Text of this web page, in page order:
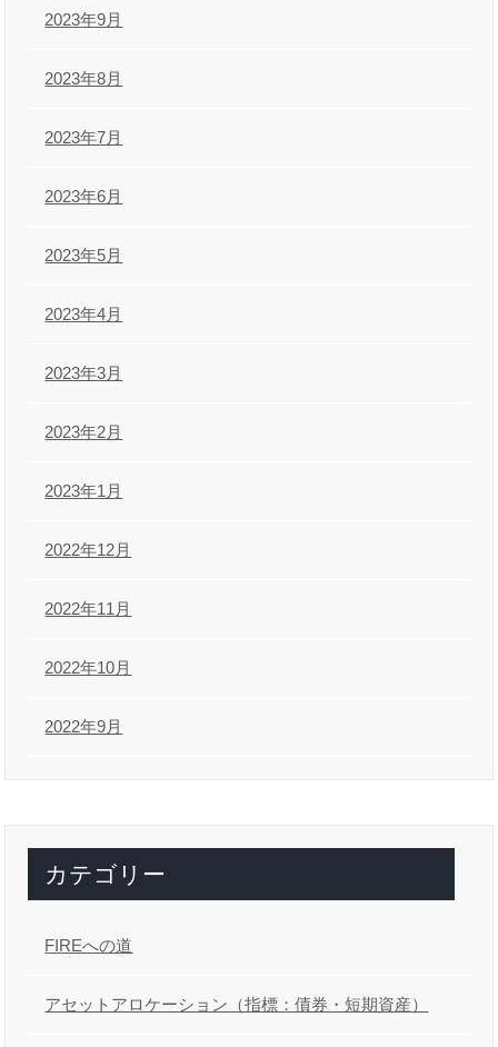
2023年9月
2023年8月
2023年7月
2023年6月
2023年5月
2023年4月
2023年3月
2023年2月
2023年1月
2022年12月
2022年11月
2022年10月
2022年9月
カテゴリー
FIREへの道
アセットアロケーション（指標：債券・短期資産）